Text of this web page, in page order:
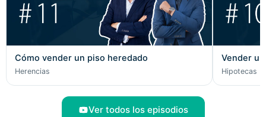
Cómo vender un piso heredado
Herencias
Vender
Hipotecas
Ver todos los episodios